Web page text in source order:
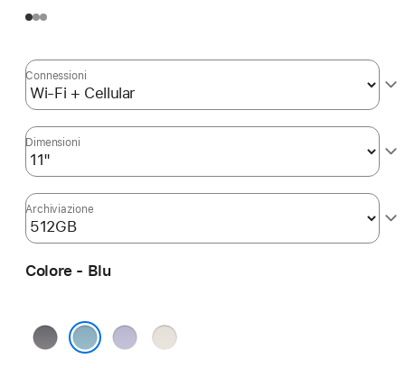
Connessioni
Dimensioni
Archiviazione
Colore - Blu
Grigio
siderale
Viola Galassia